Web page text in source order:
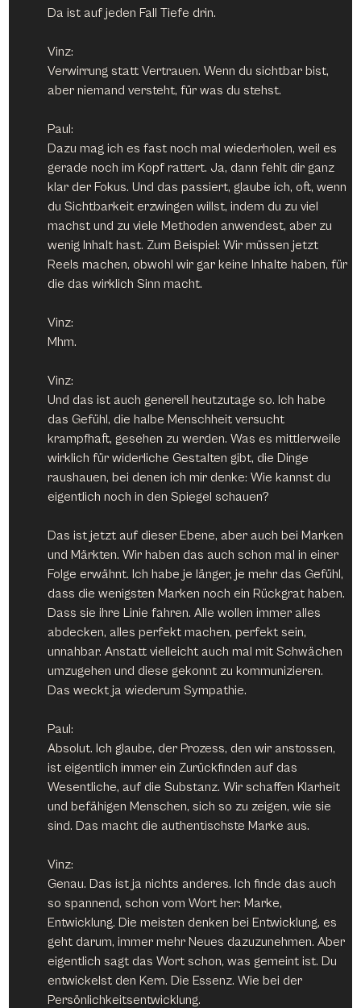
Da ist auf jeden Fall Tiefe drin.
Vinz:
Verwirrung statt Vertrauen. Wenn du sichtbar bist,
aber niemand versteht, für was du stehst.
Paul:
Dazu mag ich es fast noch mal wiederholen, weil es
gerade noch im Kopf rattert. Ja, dann fehlt dir ganz
klar der Fokus. Und das passiert, glaube ich, oft, wenn
du Sichtbarkeit erzwingen willst, indem du zu viel
machst und zu viele Methoden anwendest, aber zu
wenig Inhalt hast. Zum Beispiel: Wir müssen jetzt
Reels machen, obwohl wir gar keine Inhalte haben, für
die das wirklich Sinn macht.
Vinz:
Mhm.
Vinz:
Und das ist auch generell heutzutage so. Ich habe
das Gefühl, die halbe Menschheit versucht
krampfhaft, gesehen zu werden. Was es mittlerweile
wirklich für widerliche Gestalten gibt, die Dinge
raushauen, bei denen ich mir denke: Wie kannst du
eigentlich noch in den Spiegel schauen?
Das ist jetzt auf dieser Ebene, aber auch bei Marken
und Märkten. Wir haben das auch schon mal in einer
Folge erwähnt. Ich habe je länger, je mehr das Gefühl,
dass die wenigsten Marken noch ein Rückgrat haben.
Dass sie ihre Linie fahren. Alle wollen immer alles
abdecken, alles perfekt machen, perfekt sein,
unnahbar. Anstatt vielleicht auch mal mit Schwächen
umzugehen und diese gekonnt zu kommunizieren.
Das weckt ja wiederum Sympathie.
Paul:
Absolut. Ich glaube, der Prozess, den wir anstossen,
ist eigentlich immer ein Zurückfinden auf das
Wesentliche, auf die Substanz. Wir schaffen Klarheit
und befähigen Menschen, sich so zu zeigen, wie sie
sind. Das macht die authentischste Marke aus.
Vinz:
Genau. Das ist ja nichts anderes. Ich finde das auch
so spannend, schon vom Wort her: Marke,
Entwicklung. Die meisten denken bei Entwicklung, es
geht darum, immer mehr Neues dazuzunehmen. Aber
eigentlich sagt das Wort schon, was gemeint ist. Du
entwickelst den Kern. Die Essenz. Wie bei der
Persönlichkeitsentwicklung.